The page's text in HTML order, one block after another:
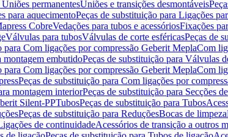
permanentesUniões e transições desmontáveis
para aquecimentoPeças de substituição para Ligações
CobreVedações para tubos e acessóriosFixações
Válvulas para tubosVálvulas de corte esféricasPeças de
para Com ligações por compressão Geberit MeplaCom
montagem embutidoPeças de substituição para Válvulas
para Com ligações por compressão Geberit MeplaCom
Peças de substituição para Com ligações por
montagem interiorPeças de substituição para Secções
Silent-PPTubosPeças de substituição para Tubos
Peças de substituição para ReduçõesBocas de limpeza
de continuidadeAcessórios de transição a outros